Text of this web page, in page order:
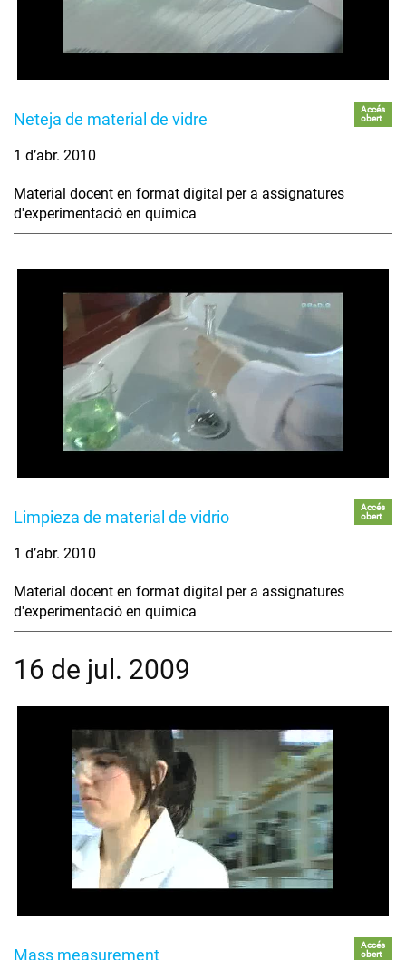
Neteja de material de vidre
Accés
obert
1 d’abr. 2010
Material docent en format digital per a assignatures
d'experimentació en química
Limpieza de material de vidrio
Accés
obert
1 d’abr. 2010
Material docent en format digital per a assignatures
d'experimentació en química
16 de jul. 2009
Mass measurement
Accés
obert